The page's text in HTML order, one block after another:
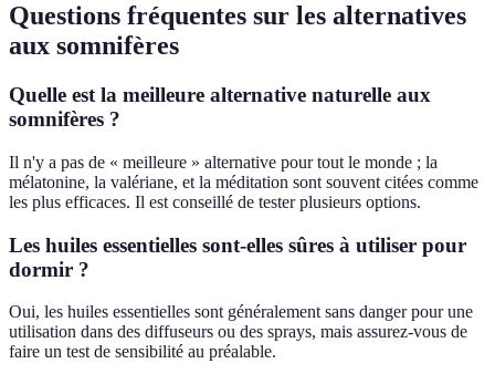
Questions fréquentes sur les alternatives
aux somnifères
Quelle est la meilleure alternative naturelle aux
somnifères ?
Il n'y a pas de « meilleure » alternative pour tout le monde ; la
mélatonine, la valériane, et la méditation sont souvent citées comme
les plus efficaces. Il est conseillé de tester plusieurs options.
Les huiles essentielles sont-elles sûres à utiliser pour
dormir ?
Oui, les huiles essentielles sont généralement sans danger pour une
utilisation dans des diffuseurs ou des sprays, mais assurez-vous de
faire un test de sensibilité au préalable.